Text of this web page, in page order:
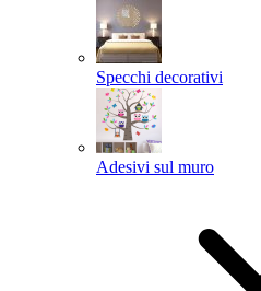
Specchi decorativi
Adesivi sul muro